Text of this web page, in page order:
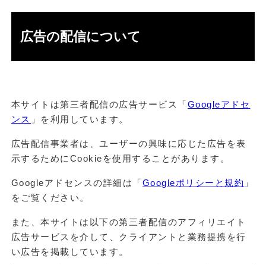
広告の配信について
本サイトは第三者配信の広告サービス「Googleアドセ
ンス 」を利用しています。
広告配信事業者は、ユーザーの興味に応じた広告を表
示するためにCookieを使用することがあります。
Googleアドセンスの詳細は「Googleポリシーと規約 」
をご覧ください。
また、本サイトは以下の第三者配信のアフィリエイト
広告サービスを介して、クライアントと業務提携を行
い広告を掲載しています。